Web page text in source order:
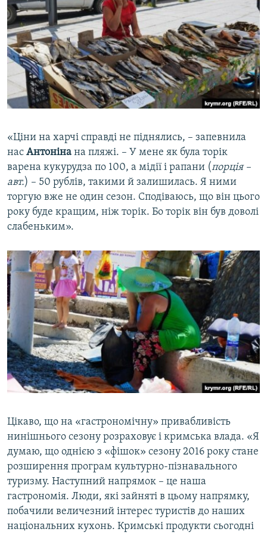
«Ціни на харчі справді не піднялись, – запевнила
нас Антоніна на пляжі. – У мене як була торік
варена кукурудза по 100, а мідії і рапани (порція –
авт.) – 50 рублів, такими й залишилась. Я ними
торгую вже не один сезон. Сподіваюсь, що він цього
року буде кращим, ніж торік. Бо торік він був доволі
слабеньким».
Цікаво, що на «гастрономічну» привабливість
нинішнього сезону розраховує і кримська влада. «Я
думаю, що однією з «фішок» сезону 2016 року стане
розширення програм культурно-пізнавального
туризму. Наступний напрямок – це наша
гастрономія. Люди, які зайняті в цьому напрямку,
побачили величезний інтерес туристів до наших
національних кухонь. Кримські продукти сьогодні